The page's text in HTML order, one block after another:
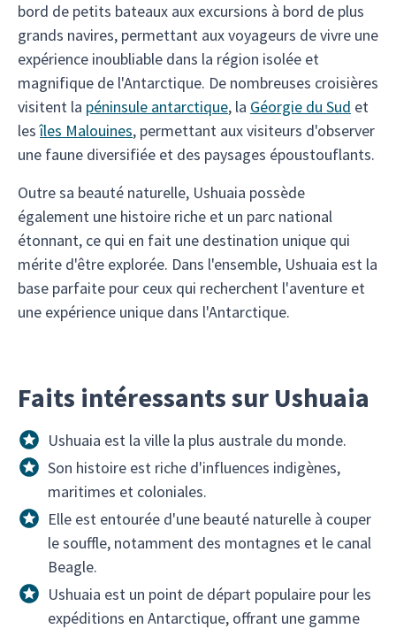
bord de petits bateaux aux excursions à bord de plus
grands navires, permettant aux voyageurs de vivre une
expérience inoubliable dans la région isolée et
magnifique de l'Antarctique. De nombreuses croisières
visitent la péninsule antarctique, la Géorgie du Sud et
lesîles Malouines, permettant aux visiteurs d'observer
une faune diversifiée et des paysages époustouflants.
Outre sa beauté naturelle, Ushuaia possède
également une histoire riche et un parc national
étonnant, ce qui en fait une destination unique qui
mérite d'être explorée. Dans l'ensemble, Ushuaia est la
base parfaite pour ceux qui recherchent l'aventure et
une expérience unique dans l'Antarctique.
Faits intéressants sur Ushuaia
Ushuaia est la ville la plus australe du monde.
Son histoire est riche d'influences indigènes,
maritimes et coloniales.
Elle est entourée d'une beauté naturelle à couper
le souffle, notamment des montagnes et le canal
Beagle.
Ushuaia est un point de départ populaire pour les
expéditions en Antarctique, offrant une gamme